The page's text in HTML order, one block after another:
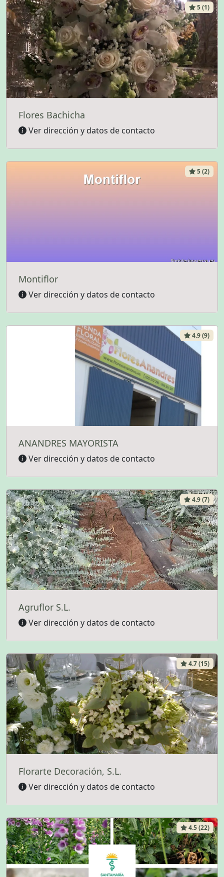
5 (1)
Flores Bachicha
Ver dirección y datos de contacto
5 (2)
Montiflor
Ver dirección y datos de contacto
4.9 (9)
ANANDRES MAYORISTA
Ver dirección y datos de contacto
4.9 (7)
Agruflor S.L.
Ver dirección y datos de contacto
4.7 (15)
Florarte Decoración, S.L.
Ver dirección y datos de contacto
4.5 (22)